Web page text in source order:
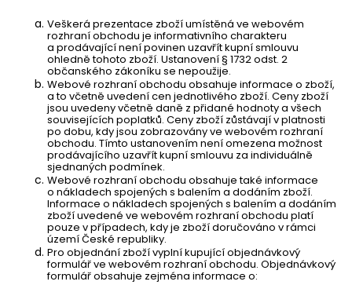
Veškerá prezentace zboží umístěná ve webovém
rozhraní obchodu je informativního charakteru
a prodávající není povinen uzavřít kupní smlouvu
ohledně tohoto zboží. Ustanovení § 1732 odst. 2
občanského zákoníku se nepoužije.
Webové rozhraní obchodu obsahuje informace o zboží,
a to včetně uvedení cen jednotlivého zboží. Ceny zboží
jsou uvedeny včetně daně z přidané hodnoty a všech
souvisejících poplatků. Ceny zboží zůstávají v platnosti
po dobu, kdy jsou zobrazovány ve webovém rozhraní
obchodu. Tímto ustanovením není omezena možnost
prodávajícího uzavřít kupní smlouvu za individuálně
sjednaných podmínek.
Webové rozhraní obchodu obsahuje také informace
o nákladech spojených s balením a dodáním zboží.
Informace o nákladech spojených s balením a dodáním
zboží uvedené ve webovém rozhraní obchodu platí
pouze v případech, kdy je zboží doručováno v rámci
území České republiky.
Pro objednání zboží vyplní kupující objednávkový
formulář ve webovém rozhraní obchodu. Objednávkový
formulář obsahuje zejména informace o: